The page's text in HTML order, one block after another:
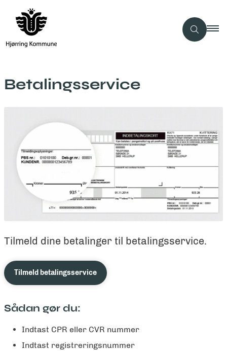
Betalingsservice
Tilmeld dine betalinger til betalingsservice.
Tilmeld betalingsservice
Sådan gør du:
Indtast CPR eller CVR nummer
Indtast registreringsnummer